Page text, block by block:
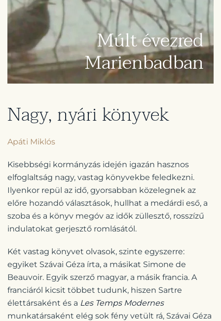
Múlt évezred
Marienbadban
Nagy, nyári könyvek
Apáti Miklós
Kisebbségi kormányzás idején igazán hasznos
elfoglaltság nagy, vastag könyvekbe feledkezni.
Ilyenkor repül az idő, gyorsabban közelegnek az
előre hozandó választások, hullhat a medárdi eső, a
szoba és a könyv megóv az idők züllesztő, rosszízű
indulatokat gerjesztő romlásától.
Két vastag könyvet olvasok, szinte egyszerre:
egyiket Szávai Géza írta, a másikat Simone de
Beauvoir. Egyik szerző magyar, a másik francia. A
franciáról kicsit többet tudunk, hiszen Sartre
élettársaként és a Les Temps Modernes
munkatársaként elég sok fény vetült rá, Szávai Géza